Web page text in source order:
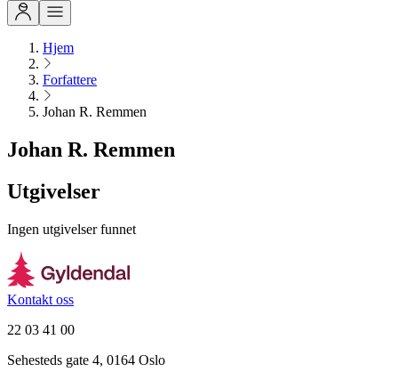
Hjem
Forfattere
Johan R. Remmen
Johan R. Remmen
Utgivelser
Ingen utgivelser funnet
Kontakt oss
22 03 41 00
Sehesteds gate 4, 0164 Oslo